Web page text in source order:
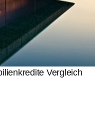
Vergleich